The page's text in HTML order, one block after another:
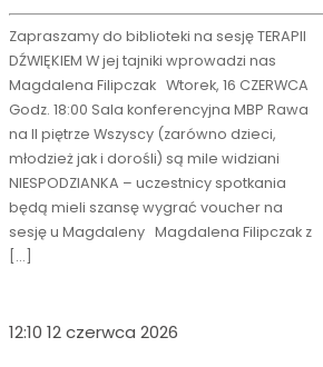
Zapraszamy do biblioteki na sesję TERAPII
DŹWIĘKIEM W jej tajniki wprowadzi nas
Magdalena Filipczak Wtorek, 16 CZERWCA
Godz. 18:00 Sala konferencyjna MBP Rawa
na II piętrze Wszyscy (zarówno dzieci,
młodzież jak i dorośli) są mile widziani
NIESPODZIANKA – uczestnicy spotkania
będą mieli szansę wygrać voucher na
sesję u Magdaleny Magdalena Filipczak z
[…]
12:10 12 czerwca 2026